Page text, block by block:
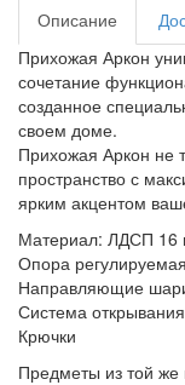
Описание
Прихожая Аркон
сочетание
созданное
своем доме.
Прихожая Аркон не
пространство с
ярким акцентом
Материал: ЛДСП 16
Опора
Направляющие
Система
Крючки
Предметы из той же